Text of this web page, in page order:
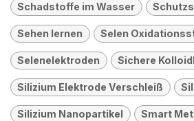
Schadstoffe im Wasser
Sehen lernen Selen
Selenelektroden Sichere
Silizium Elektrode Verschleiß
Silizium Nanopartikel Smart